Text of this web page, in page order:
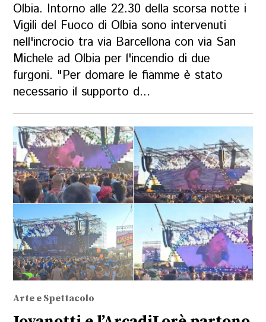
Olbia. Intorno alle 22.30 della scorsa notte i
Vigili del Fuoco di Olbia sono intervenuti
nell'incrocio tra via Barcellona con via San
Michele ad Olbia per l'incendio di due
furgoni. "Per domare le fiamme è stato
necessario il supporto d...
Arte e Spettacolo